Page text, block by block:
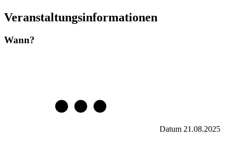
Veranstaltungsinformationen
Wann?
Datum 21.08.2025